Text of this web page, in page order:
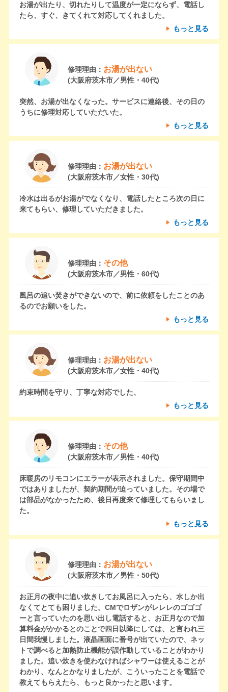
お湯が出たり、切れたりして温度が一定にならず、電話し
たら、すぐ、きてくれて対応してくれました。
もっと見る
修理理由： お湯が出ない
(大阪府茨木市／男性・40代)
突然、お湯が出なくなった。サービスに連絡後、その日の
うちに修理対応していただいた。
もっと見る
修理理由： お湯が出ない
(大阪府茨木市／女性・30代)
冷水は出るがお湯がでなくなり、電話したところ次の日に
来てもらい、修理していただきました。
もっと見る
修理理由： その他
(大阪府茨木市／男性・60代)
風呂の追い焚きができないので、前に依頼をしたことのあ
るのでお願いをした。
もっと見る
修理理由： お湯が出ない
(大阪府茨木市／女性・40代)
約束時間を守り、丁寧な対応でした、
もっと見る
修理理由： その他
(大阪府茨木市／男性・40代)
床暖房のリモコンにエラーが表示されました。保守期間中
ではありましたが、契約期間が迫っていました。その場で
は部品がなかったため、後日再度来て修理してもらいまし
た。
もっと見る
修理理由： お湯が出ない
(大阪府茨木市／男性・50代)
お正月の夜中に追い炊きしてお風呂に入ったら、水しか出
なくてとても困りました。CMでロザンがレレレのゴゴゴ
ーと言っていたのを思い出し電話すると、お正月なので加
算料金がかかるとのことで四日以降にしては、と言われ三
日間我慢しました。液晶画面に番号が出ていたので、ネッ
トで調べると加熱防止機能が誤作動していることがわかり
ました。追い炊きを使わなければシャワーは使えることが
わかり、なんとかなりましたが、こういったことを電話で
教えてもらえたら、もっと良かったと思います。